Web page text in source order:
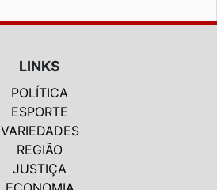
LINKS
POLÍTICA
ESPORTE
VARIEDADES
REGIÃO
JUSTIÇA